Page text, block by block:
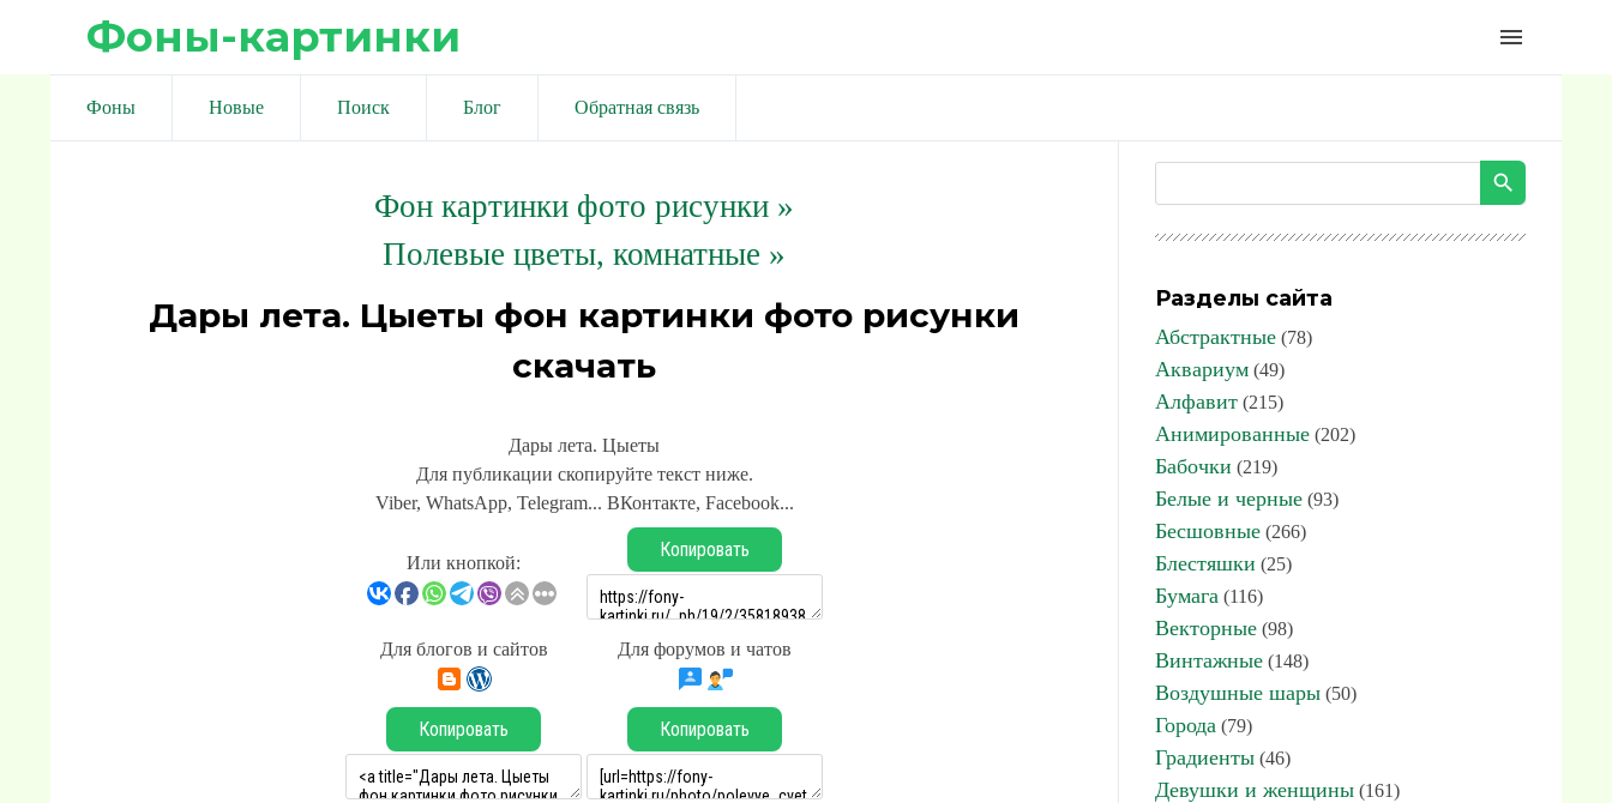
Фоны-картинки menu
Фоны Новые Поиск Блог Обратная связь
Фон картинки фото рисунки »
Полевые цветы, комнатные »
Дары лета. Цыеты фон картинки фото рисунки
скачать
Дары лета. Цыеты
Для публикации скопируйте текст ниже.
Viber, WhatsApp, Telegram... ВКонтакте, Facebook...
Или кнопкой:
Копировать
Для блогов и сайтов Для форумов и чатов
Копировать Копировать
Разделы сайта
Абстрактные (78)
Аквариум (49)
Алфавит (215)
Анимированные (202)
Бабочки (219)
Белые и черные (93)
Бесшовные (266)
Блестяшки (25)
Бумага (116)
Векторные (98)
Винтажные (148)
Воздушные шары (50)
Города (79)
Градиенты (46)
Девушки и женщины (161)